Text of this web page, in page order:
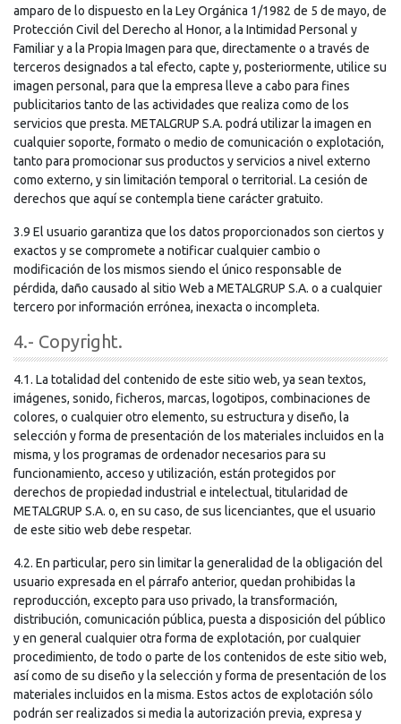
amparo de lo dispuesto en la Ley Orgánica 1/1982 de 5 de mayo, de
Protección Civil del Derecho al Honor, a la Intimidad Personal y
Familiar y a la Propia Imagen para que, directamente o a través de
terceros designados a tal efecto, capte y, posteriormente, utilice su
imagen personal, para que la empresa lleve a cabo para fines
publicitarios tanto de las actividades que realiza como de los
servicios que presta. METALGRUP S.A. podrá utilizar la imagen en
cualquier soporte, formato o medio de comunicación o explotación,
tanto para promocionar sus productos y servicios a nivel externo
como externo, y sin limitación temporal o territorial. La cesión de
derechos que aquí se contempla tiene carácter gratuito.
3.9 El usuario garantiza que los datos proporcionados son ciertos y
exactos y se compromete a notificar cualquier cambio o
modificación de los mismos siendo el único responsable de
pérdida, daño causado al sitio Web a METALGRUP S.A. o a cualquier
tercero por información errónea, inexacta o incompleta.
4.- Copyright.
4.1. La totalidad del contenido de este sitio web, ya sean textos,
imágenes, sonido, ficheros, marcas, logotipos, combinaciones de
colores, o cualquier otro elemento, su estructura y diseño, la
selección y forma de presentación de los materiales incluidos en la
misma, y los programas de ordenador necesarios para su
funcionamiento, acceso y utilización, están protegidos por
derechos de propiedad industrial e intelectual, titularidad de
METALGRUP S.A. o, en su caso, de sus licenciantes, que el usuario
de este sitio web debe respetar.
4.2. En particular, pero sin limitar la generalidad de la obligación del
usuario expresada en el párrafo anterior, quedan prohibidas la
reproducción, excepto para uso privado, la transformación,
distribución, comunicación pública, puesta a disposición del público
y en general cualquier otra forma de explotación, por cualquier
procedimiento, de todo o parte de los contenidos de este sitio web,
así como de su diseño y la selección y forma de presentación de los
materiales incluidos en la misma. Estos actos de explotación sólo
podrán ser realizados si media la autorización previa, expresa y